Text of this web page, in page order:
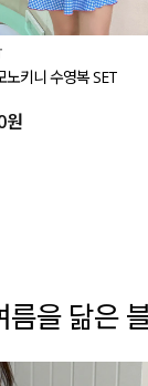
노키니 수영복 SET
원
름을 닮은